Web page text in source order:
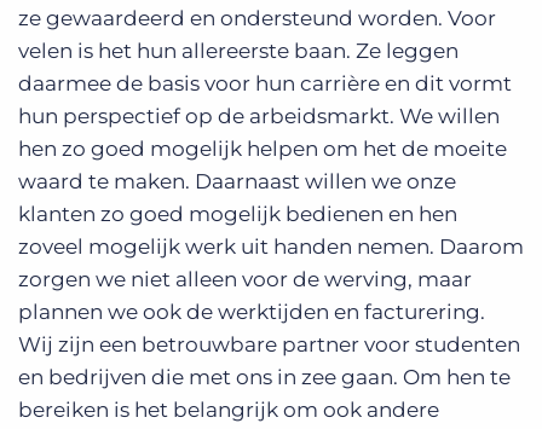
ze gewaardeerd en ondersteund worden. Voor
velen is het hun allereerste baan. Ze leggen
daarmee de basis voor hun carrière en dit vormt
hun perspectief op de arbeidsmarkt. We willen
hen zo goed mogelijk helpen om het de moeite
waard te maken. Daarnaast willen we onze
klanten zo goed mogelijk bedienen en hen
zoveel mogelijk werk uit handen nemen. Daarom
zorgen we niet alleen voor de werving, maar
plannen we ook de werktijden en facturering.
Wij zijn een betrouwbare partner voor studenten
en bedrijven die met ons in zee gaan. Om hen te
bereiken is het belangrijk om ook andere